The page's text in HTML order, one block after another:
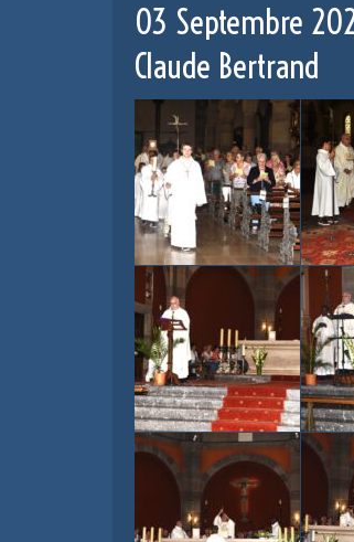
03 Septembre
Claude Bertrand